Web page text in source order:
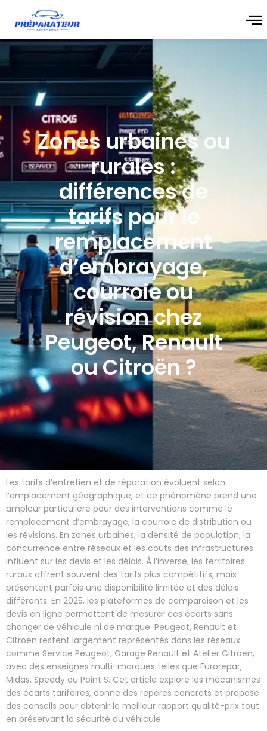
Zones urbaines ou
rurales :
différences de
tarifs pour le
remplacement
d’embrayage,
courroie ou
révision chez
Peugeot, Renault
ou Citroën ?
Les tarifs d’entretien et de réparation évoluent selon
l’emplacement géographique, et ce phénomène prend une
ampleur particulière pour des interventions comme le
remplacement d’embrayage, la courroie de distribution ou
les révisions. En zones urbaines, la densité de population, la
concurrence entre réseaux et les coûts des infrastructures
influent sur les devis et les délais. À l’inverse, les territoires
ruraux offrent souvent des tarifs plus compétitifs, mais
présentent parfois une disponibilité limitée et des délais
différents. En 2025, les plateformes de comparaison et les
devis en ligne permettent de mesurer ces écarts sans
changer de véhicule ni de marque: Peugeot, Renault et
Citroën restent largement représentés dans les réseaux
comme Service Peugeot, Garage Renault et Atelier Citroën,
avec des enseignes multi-marques telles que Eurorepar,
Midas, Speedy ou Point S. Cet article explore les mécanismes
des écarts tarifaires, donne des repères concrets et propose
des conseils pour obtenir le meilleur rapport qualité-prix tout
en préservant la sécurité du véhicule.